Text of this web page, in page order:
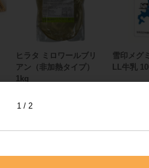
ヒラタ ミロワールブリ
アン（非加熱タイプ）
1kg
雪印メグ
LL牛乳
1 2